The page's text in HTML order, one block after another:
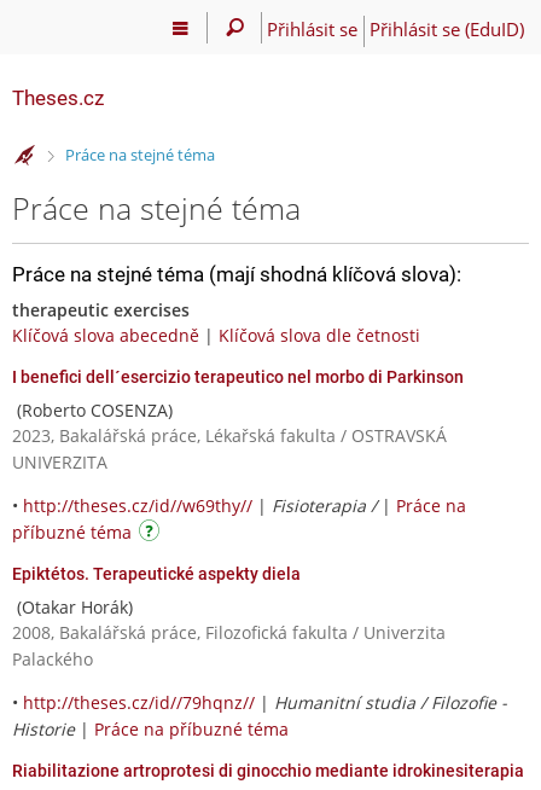
Přihlásit se Přihlásit se (EduID)
Theses.cz
>Práce na stejné téma
Práce na stejné téma
Práce na stejné téma (mají shodná klíčová slova):
therapeutic exercises
Klíčová slova abecedně | Klíčová slova dle četnosti
I benefici dell´esercizio terapeutico nel morbo di Parkinson
(Roberto COSENZA)
2023, Bakalářská práce, Lékařská fakulta / OSTRAVSKÁ
UNIVERZITA
• http://theses.cz/id//w69thy// | Fisioterapia / | Práce na
příbuzné téma
Epiktétos. Terapeutické aspekty diela
(Otakar Horák)
2008, Bakalářská práce, Filozofická fakulta / Univerzita
Palackého
• http://theses.cz/id//79hqnz// | Humanitní studia / Filozofie -
Historie| Práce na příbuzné téma
Riabilitazione artroprotesi di ginocchio mediante idrokinesiterapia